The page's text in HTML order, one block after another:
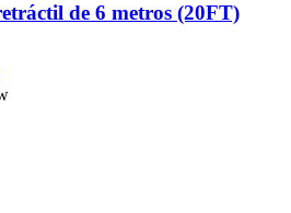
de 6 metros (20FT)